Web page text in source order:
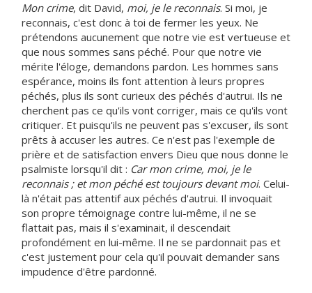
Mon crime, dit David, moi, je le reconnais. Si moi, je
reconnais, c'est donc à toi de fermer les yeux. Ne
prétendons aucunement que notre vie est vertueuse et
que nous sommes sans péché. Pour que notre vie
mérite l'éloge, demandons pardon. Les hommes sans
espérance, moins ils font attention à leurs propres
péchés, plus ils sont curieux des péchés d'autrui. Ils ne
cherchent pas ce qu'ils vont corriger, mais ce qu'ils vont
critiquer. Et puisqu'ils ne peuvent pas s'excuser, ils sont
prêts à accuser les autres. Ce n'est pas l'exemple de
prière et de satisfaction envers Dieu que nous donne le
psalmiste lorsqu'il dit : Car mon crime, moi, je le
reconnais ; et mon péché est toujours devant moi. Celui-
là n'était pas attentif aux péchés d'autrui. Il invoquait
son propre témoignage contre lui-même, il ne se
flattait pas, mais il s'examinait, il descendait
profondément en lui-même. Il ne se pardonnait pas et
c'est justement pour cela qu'il pouvait demander sans
impudence d'être pardonné.